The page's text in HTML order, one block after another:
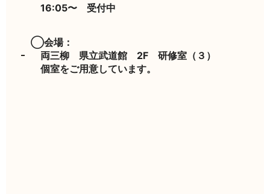
16:05〜 受付中
◯会場：
両三柳 県立武道館 2F 研修室（３）
個室をご用意しています。